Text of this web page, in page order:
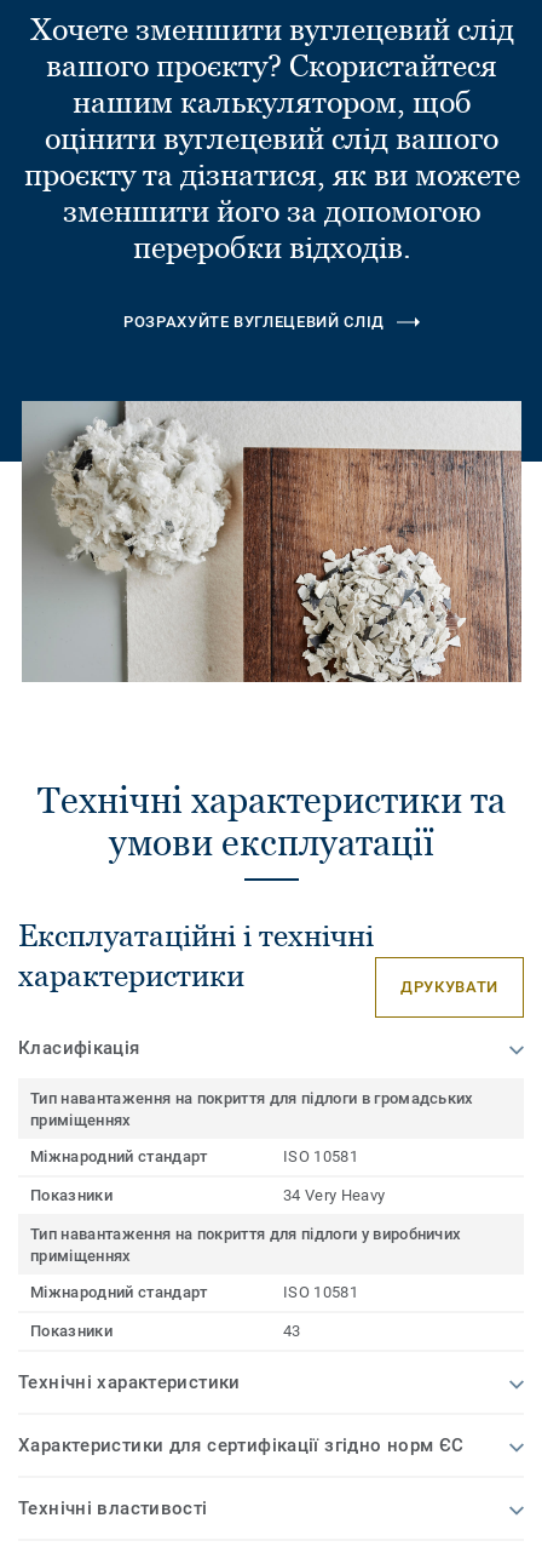
Хочете зменшити вуглецевий слід
вашого проєкту? Скористайтеся
нашим калькулятором, щоб
оцінити вуглецевий слід вашого
проєкту та дізнатися, як ви можете
зменшити його за допомогою
переробки відходів.
РОЗРАХУЙТЕ ВУГЛЕЦЕВИЙ СЛІД
Технічні характеристики та
умови експлуатації
Експлуатаційні і технічні
характеристики
ДРУКУВАТИ
Класифікація
Тип навантаження на покриття для підлоги в громадських
приміщеннях
Міжнародний стандарт
ISO 10581
Показники 34 Very Heavy
Тип навантаження на покриття для підлоги у виробничих
приміщеннях
Міжнародний стандарт
ISO 10581
Показники 43
Технічні характеристики
Характеристики для сертифікації згідно норм ЄС
Технічні властивості